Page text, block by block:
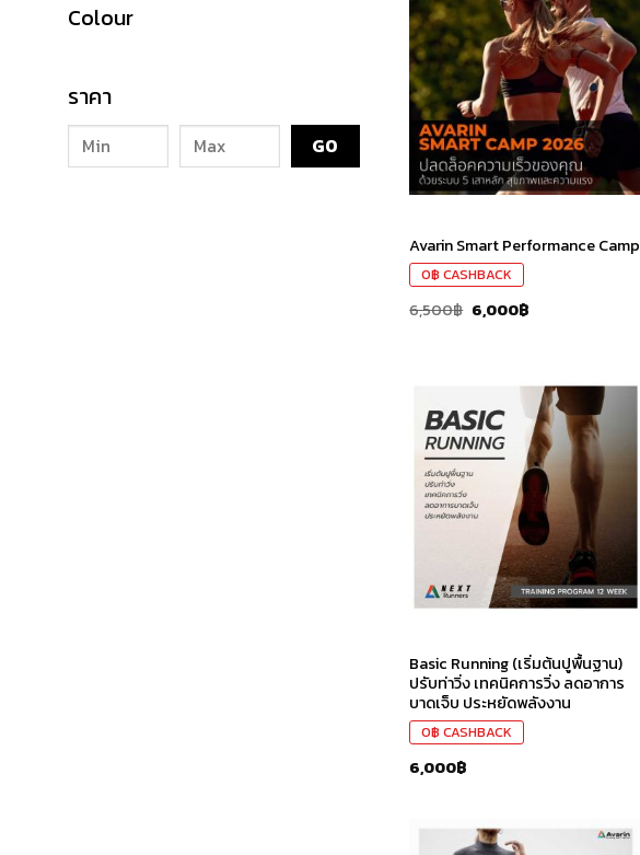
Colour
ราคา
เก็บ
ใน
สินค้า
ที่ชอบ
Avarin Smart Performance Camp
0฿ CASHBACK
6,500฿ 6,000฿
เก็บ
ที่ชอบ
Basic Running (เริ่มต้นปูพื้นฐาน)
ปรับท่าวิ่ง เทคนิคการวิ่ง ลดอาการ
บาดเจ็บ ประหยัดพลังงาน
0฿ CASHBACK
6,000฿